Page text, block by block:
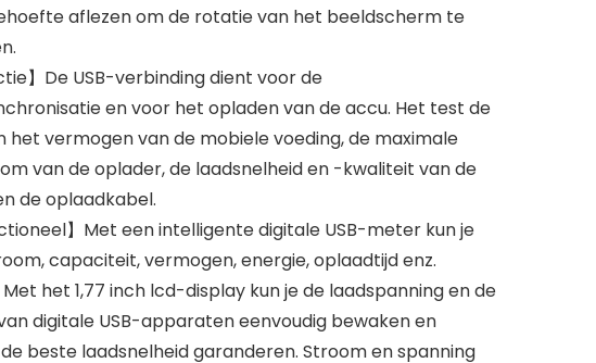
aflezen om de rotatie van het beeldscherm te
】De USB-verbinding dient voor de
en voor het opladen van de accu. Het test de
het vermogen van de mobiele voeding, de maximale
van de oplader, de laadsnelheid en -kwaliteit van de
de oplaadkabel.
】Met een intelligente digitale USB-meter kun je
capaciteit, vermogen, energie, oplaadtijd enz.
het 1,77 inch lcd-display kun je de laadspanning en de
digitale USB-apparaten eenvoudig bewaken en
beste laadsnelheid garanderen. Stroom en spanning